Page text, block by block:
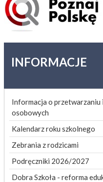
INFORMACJE
Informacja o przetwarzaniu
osobowych
Kalendarz roku szkolnego
Zebrania z rodzicami
Podręczniki 2026/2027
Dobra Szkoła - reforma